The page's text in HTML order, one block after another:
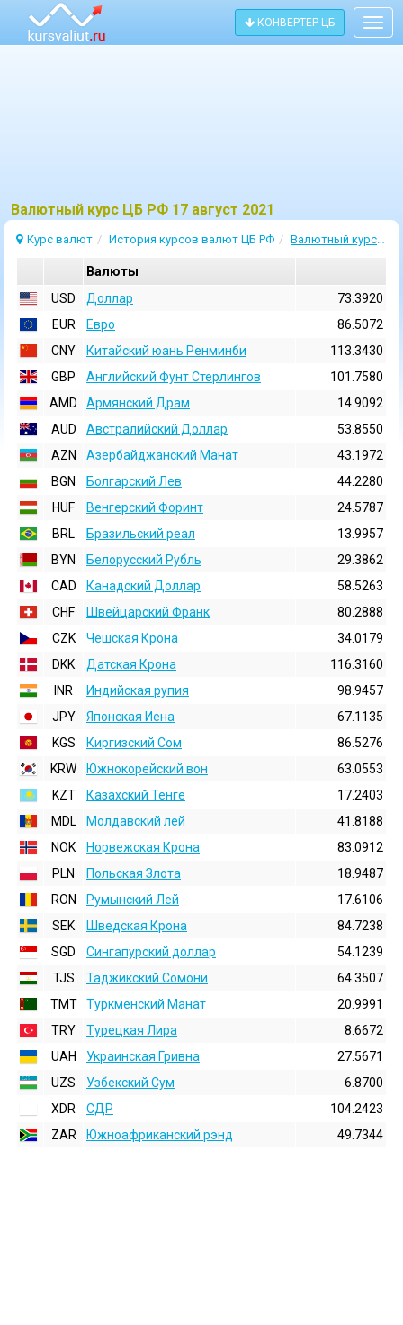
КОНВЕРТЕР ЦБ
Bалютный курс ЦБ РФ 17 август 2021
Курс валют История курсов валют ЦБ РФ Валютный курс 17 Август 2021
Валюты
USD
Доллар
73.3920
EUR
Евро
86.5072
CNY
Китайский юань Ренминби
113.3430
GBP
Английский Фунт Стерлингов
101.7580
AMD
Армянский Драм
14.9092
AUD
Австралийский Доллар
53.8550
AZN
Азербайджанский Манат
43.1972
BGN
Болгарский Лев
44.2280
HUF
Венгерский Форинт
24.5787
BRL
Бразильский реал
13.9957
BYN
Белорусский Рубль
29.3862
CAD
Канадский Доллар
58.5263
CHF
Швейцарский Франк
80.2888
CZK
Чешская Крона
34.0179
DKK
Датская Крона
116.3160
INR
Индийская pупия
98.9457
JPY
Японская Иена
67.1135
KGS
Киргизский Сом
86.5276
KRW
Южнокорейский вон
63.0553
KZT
Казахский Тенге
17.2403
MDL
Молдавский лей
41.8188
NOK
Норвежская Крона
83.0912
PLN
Польская Злота
18.9487
RON
Румынский Лей
17.6106
SEK
Шведская Крона
84.7238
SGD
Сингапурский доллар
54.1239
TJS
Таджикский Сомони
64.3507
TMT
Туркменский Манат
20.9991
TRY
Турецкая Лира
8.6672
UAH
Украинская Гривна
27.5671
UZS
Узбекский Сум
6.8700
XDR
СДР
104.2423
ZAR
Южноафриканский рэнд 49.7344